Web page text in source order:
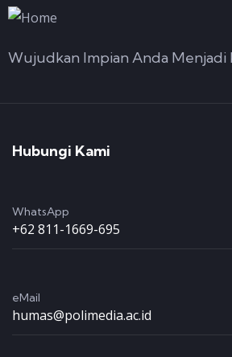
Wujudkan Impian Anda
Hubungi Kami
WhatsApp
+62 811-1669-695
eMail
humas@polimedia.ac.id